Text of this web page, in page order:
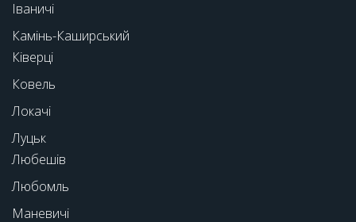
Іваничі
Камінь-Каширський
Ківерці
Ковель
Локачі
Луцьк
Любешів
Любомль
Маневичі